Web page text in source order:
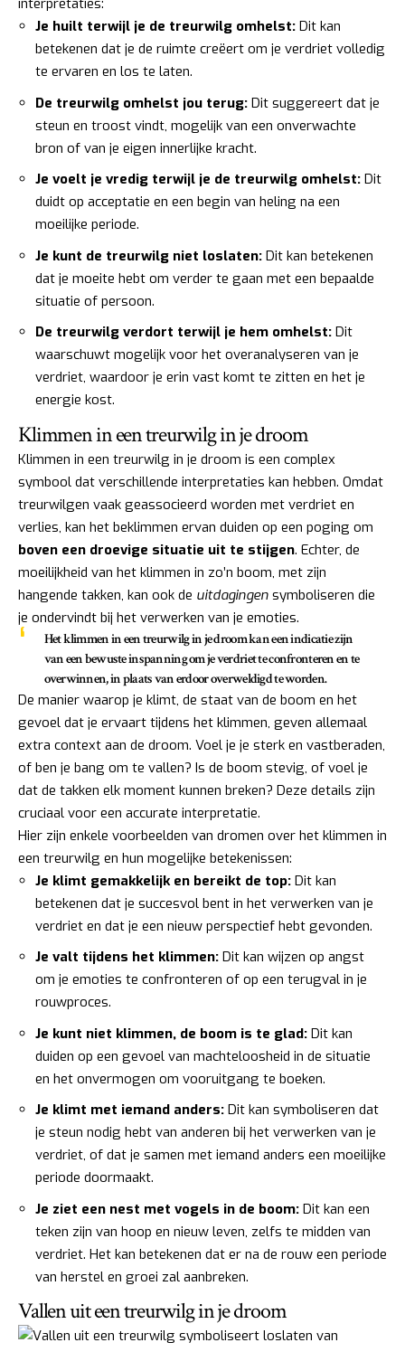
interpretaties:
Je huilt terwijl je de treurwilg omhelst: Dit kan
betekenen dat je de ruimte creëert om je verdriet volledig
te ervaren en los te laten.
De treurwilg omhelst jou terug: Dit suggereert dat je
steun en troost vindt, mogelijk van een onverwachte
bron of van je eigen innerlijke kracht.
Je voelt je vredig terwijl je de treurwilg omhelst: Dit
duidt op acceptatie en een begin van heling na een
moeilijke periode.
Je kunt de treurwilg niet loslaten: Dit kan betekenen
dat je moeite hebt om verder te gaan met een bepaalde
situatie of persoon.
De treurwilg verdort terwijl je hem omhelst: Dit
waarschuwt mogelijk voor het overanalyseren van je
verdriet, waardoor je erin vast komt te zitten en het je
energie kost.
Klimmen in een treurwilg in je droom
Klimmen in een treurwilg in je droom is een complex
symbool dat verschillende interpretaties kan hebben. Omdat
treurwilgen vaak geassocieerd worden met verdriet en
verlies, kan het beklimmen ervan duiden op een poging om
boven een droevige situatie uit te stijgen. Echter, de
moeilijkheid van het klimmen in zo’n boom, met zijn
hangende takken, kan ook de uitdagingen symboliseren die
je ondervindt bij het verwerken van je emoties.
Het klimmen in een treurwilg in je droom kan een indicatie zijn
van een bewuste inspanning om je verdriet te confronteren en te
overwinnen, in plaats van erdoor overweldigd te worden.
De manier waarop je klimt, de staat van de boom en het
gevoel dat je ervaart tijdens het klimmen, geven allemaal
extra context aan de droom. Voel je je sterk en vastberaden,
of ben je bang om te vallen? Is de boom stevig, of voel je
dat de takken elk moment kunnen breken? Deze details zijn
cruciaal voor een accurate interpretatie.
Hier zijn enkele voorbeelden van dromen over het klimmen in
een treurwilg en hun mogelijke betekenissen:
Je klimt gemakkelijk en bereikt de top: Dit kan
betekenen dat je succesvol bent in het verwerken van je
verdriet en dat je een nieuw perspectief hebt gevonden.
Je valt tijdens het klimmen: Dit kan wijzen op angst
om je emoties te confronteren of op een terugval in je
rouwproces.
Je kunt niet klimmen, de boom is te glad: Dit kan
duiden op een gevoel van machteloosheid in de situatie
en het onvermogen om vooruitgang te boeken.
Je klimt met iemand anders: Dit kan symboliseren dat
je steun nodig hebt van anderen bij het verwerken van je
verdriet, of dat je samen met iemand anders een moeilijke
periode doormaakt.
Je ziet een nest met vogels in de boom: Dit kan een
teken zijn van hoop en nieuw leven, zelfs te midden van
verdriet. Het kan betekenen dat er na de rouw een periode
van herstel en groei zal aanbreken.
Vallen uit een treurwilg in je droom